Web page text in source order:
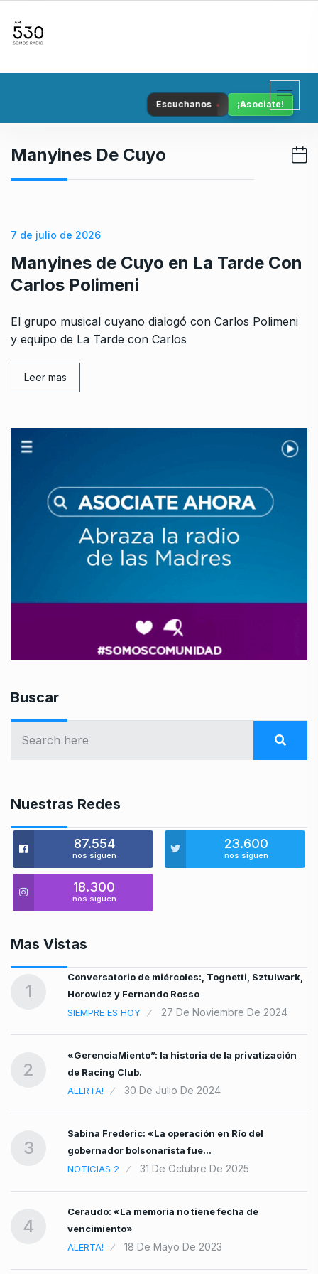
Escuchanos ¡Asociate!
Manyines De Cuyo
7 de julio de 2026
Manyines de Cuyo en La Tarde Con
Carlos Polimeni
El grupo musical cuyano dialogó con Carlos Polimeni
y equipo de La Tarde con Carlos
Leer mas
Buscar
Nuestras Redes
87.554
nos siguen
23.600
nos siguen
18.300
nos siguen
Mas Vistas
1
Conversatorio de miércoles:, Tognetti, Sztulwark,
Horowicz y Fernando Rosso
SIEMPRE ES HOY
27 De Noviembre De 2024
2
«GerenciaMiento”: la historia de la privatización
de Racing Club.
ALERTA!
30 De Julio De 2024
3
Sabina Frederic: «La operación en Río del
gobernador bolsonarista fue…
NOTICIAS 2
31 De Octubre De 2025
4
Ceraudo: «La memoria no tiene fecha de
vencimiento»
ALERTA!
18 De Mayo De 2023